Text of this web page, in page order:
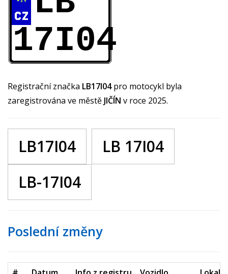
17I04
Registrační značka LB17I04pro motocykl byla
zaregistrována ve městě JIČÍN v roce 2025.
LB17I04
LB 17I04
LB-17I04
Poslední změny